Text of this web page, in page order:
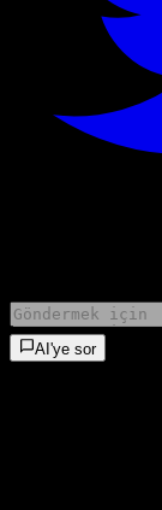
AI'ye sor